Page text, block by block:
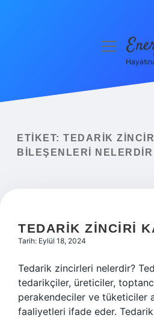
Yasal Uyarı
menüyü
ETIKET: TEDARIK
BILEŞENLERI NELERDIR
TEDARIK ZINCIRI
Tarih: Eylül 18, 2024
Tedarik zincirleri nelerdir?
tedarikçiler, üreticiler,
perakendeciler ve tüketiciler
faaliyetleri ifade eder.